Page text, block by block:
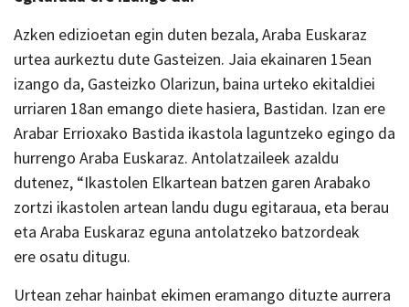
Azken edizioetan egin duten bezala, Araba Euskaraz
urtea aurkeztu dute Gasteizen. Jaia ekainaren 15ean
izango da, Gasteizko Olarizun, baina urteko ekitaldiei
urriaren 18an emango diete hasiera, Bastidan. Izan ere
Arabar Errioxako Bastida ikastola laguntzeko egingo da
hurrengo Araba Euskaraz. Antolatzaileek azaldu
dutenez, “Ikastolen Elkartean batzen garen Arabako
zortzi ikastolen artean landu dugu egitaraua, eta berau
eta Araba Euskaraz eguna antolatzeko batzordeak
ere osatu ditugu.
Urtean zehar hainbat ekimen eramango dituzte aurrera